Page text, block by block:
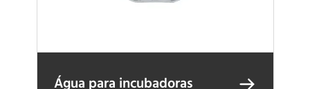
Água para incubadoras